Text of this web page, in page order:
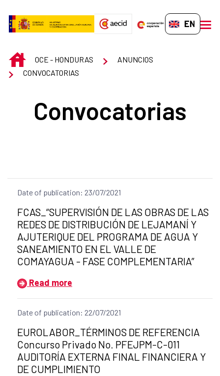
EN-GB
INICIOOCE - HONDURAS
ANUNCIOS
CONVOCATORIAS
Convocatorias
Date of publication: 23/07/2021
Title of the announcement:
FCAS_“SUPERVISIÓN DE LAS OBRAS DE LAS
REDES DE DISTRIBUCIÓN DE LEJAMANÍ Y
AJUTERIQUE DEL PROGRAMA DE AGUA Y
SANEAMIENTO EN EL VALLE DE
COMAYAGUA - FASE COMPLEMENTARIA”
Read more
Date of publication: 22/07/2021
Title of the announcement:
EUROLABOR_TÉRMINOS DE REFERENCIA
Concurso Privado No. PFEJPM-C-011
AUDITORÍA EXTERNA FINAL FINANCIERA Y
DE CUMPLIMIENTO